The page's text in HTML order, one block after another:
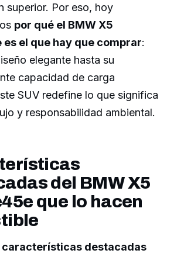
superior. Por eso, hoy
por qué el BMW X5
el que hay que comprar:
elegante hasta su
capacidad de carga
SUV redefine lo que significa
y responsabilidad ambiental.
del BMW X5
que lo hacen
características destacadas